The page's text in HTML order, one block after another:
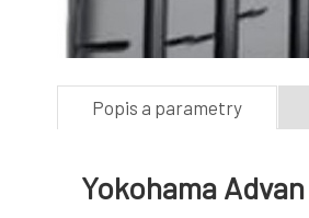
Popis a parametry
Yokohama